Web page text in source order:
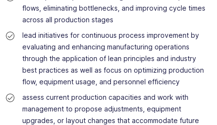
doświadczeniem.
Rekrutujemy pracowników na wszystkie poziomy
stanowisk: podstawowe, techniczne, inżynierskie,
specjalistyczne i menedżerskie dla firm w Polsce,
Niemczech i innych krajach Europy. Niezależnie od tego,
czy szukasz pierwszej pracy, kolejnego kroku w karierze,
czy nowych wyzwań zawodowych, możesz liczyć na
nasze wsparcie.
Wierzymy, że sukces organizacji zaczyna się od ludzi,
dlatego stawiamy na partnerskie relacje, profesjonalne
wsparcie i rozwój potencjału każdego kandydata.
flows, eliminating bottlenecks, and improving cycle times
across all production stages
lead initiatives for continuous process improvement by
evaluating and enhancing manufacturing operations
through the application of lean principles and industry
best practices as well as focus on optimizing production
flow, equipment usage, and personnel efficiency
assess current production capacities and work with
management to propose adjustments, equipment
upgrades, or layout changes that accommodate future